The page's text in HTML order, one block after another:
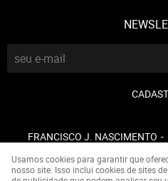
FRANCISCO J. NASCIMENTO
Usamos cookies para garantir que
nosso site. Isso inclui cookies de sites